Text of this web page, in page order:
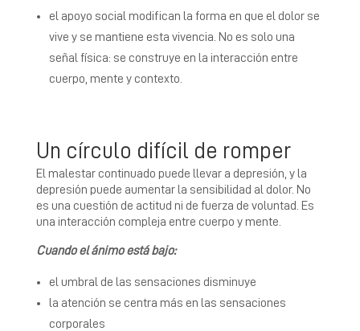
el apoyo social modifican la forma en que el dolor se
vive y se mantiene esta vivencia. No es solo una
señal física: se construye en la interacción entre
cuerpo, mente y contexto.
Un círculo difícil de romper
El malestar continuado puede llevar a depresión, y la
depresión puede aumentar la sensibilidad al dolor. No
es una cuestión de actitud ni de fuerza de voluntad. Es
una interacción compleja entre cuerpo y mente.
Cuando el ánimo está bajo:
el umbral de las sensaciones disminuye
la atención se centra más en las sensaciones
corporales